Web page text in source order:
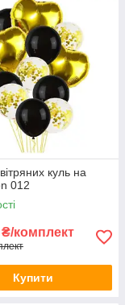
куль на
012
₴/комплект
Купити